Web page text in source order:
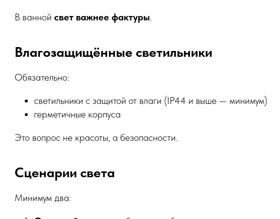
В ванной свет важнее фактуры.
Влагозащищённые светильники
Обязательно:
светильники с защитой от влаги (IP44 и выше — минимум)
герметичные корпуса
Это вопрос не красоты, а безопасности.
Сценарии света
Минимум два: